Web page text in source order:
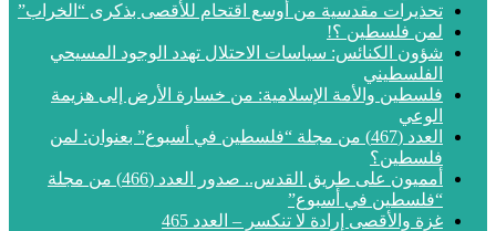
تحذيرات مقدسية من أوسع اقتحام للأقصى بذكرى “الخراب”
لمن فلسطين ؟!
شؤون الكنائس: سياسات الاحتلال تهدد الوجود المسيحي
الفلسطيني
فلسطين والأمة الإسلامية: من خسارة الأرض إلى هزيمة
الوعي
العدد (467) من مجلة “فلسطين في أسبوع” بعنوان: لمن
فلسطين؟
أمميون على طريق القدس.. صدور العدد (466) من مجلة
“فلسطين في أسبوع”
غزة والأقصى إرادة لا تنكسر – العدد 465